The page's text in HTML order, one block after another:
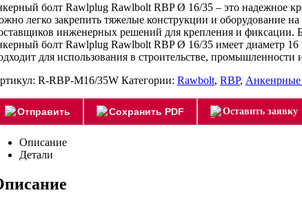
болт Rawlplug Rawlbolt RBP Ø 16/35 – это надежное
легко закрепить тяжелые конструкции и оборудование
инженерных решений для крепления и фиксации.
болт Rawlplug Rawlbolt RBP Ø 16/35 имеет диаметр
для использования в строительстве, промышленности
R-RBP-M16/35W Категории: Rawbolt, RBP,
Отправить Сохранить PDF Оставить заявку
Описание
Детали